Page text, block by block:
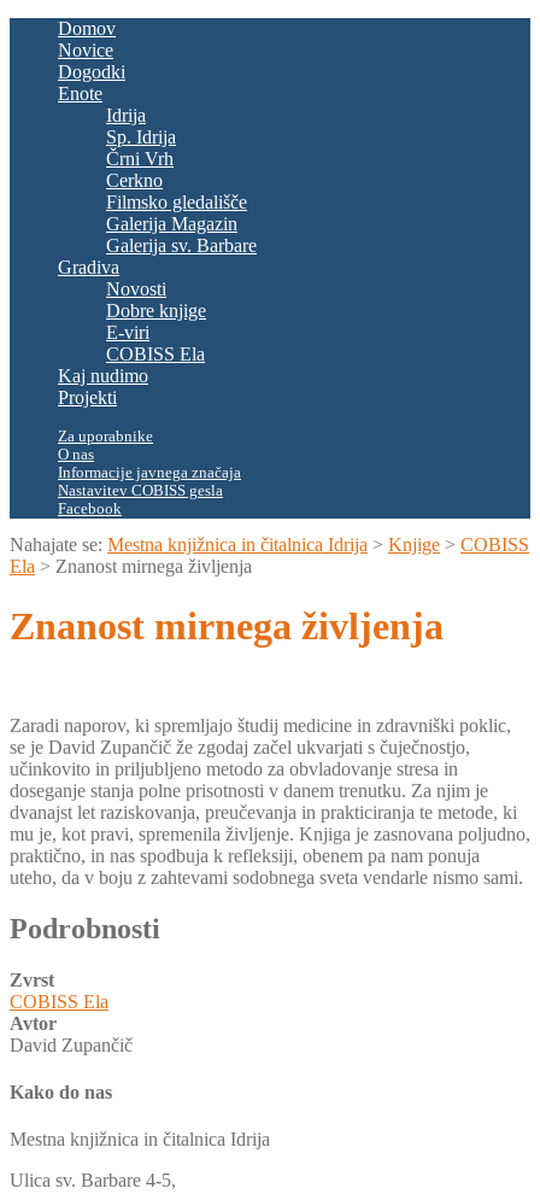
Domov
Novice
Dogodki
Enote
Idrija
Sp. Idrija
Črni Vrh
Cerkno
Filmsko gledališče
Galerija Magazin
Galerija sv. Barbare
Gradiva
Novosti
Dobre knjige
E-viri
COBISS Ela
Kaj nudimo
Projekti
Za uporabnike
O nas
Informacije javnega značaja
Nastavitev COBISS gesla
Facebook
Nahajate se: Mestna knjižnica in čitalnica Idrija > Knjige > COBISS
Ela > Znanost mirnega življenja
Znanost mirnega življenja
Zaradi naporov, ki spremljajo študij medicine in zdravniški poklic,
se je David Zupančič že zgodaj začel ukvarjati s čuječnostjo,
učinkovito in priljubljeno metodo za obvladovanje stresa in
doseganje stanja polne prisotnosti v danem trenutku. Za njim je
dvanajst let raziskovanja, preučevanja in prakticiranja te metode, ki
mu je, kot pravi, spremenila življenje. Knjiga je zasnovana poljudno,
praktično, in nas spodbuja k refleksiji, obenem pa nam ponuja
uteho, da v boju z zahtevami sodobnega sveta vendarle nismo sami.
Podrobnosti
Zvrst
COBISS Ela
Avtor
David Zupančič
Kako do nas
Mestna knjižnica in čitalnica Idrija
Ulica sv. Barbare 4-5,